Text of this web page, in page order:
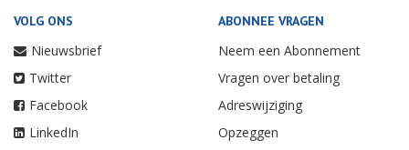
VOLG ONS
Nieuwsbrief
Twitter
Facebook
LinkedIn
ABONNEE VRAGEN
Neem een Abonnement
Vragen over betaling
Adreswijziging
Opzeggen